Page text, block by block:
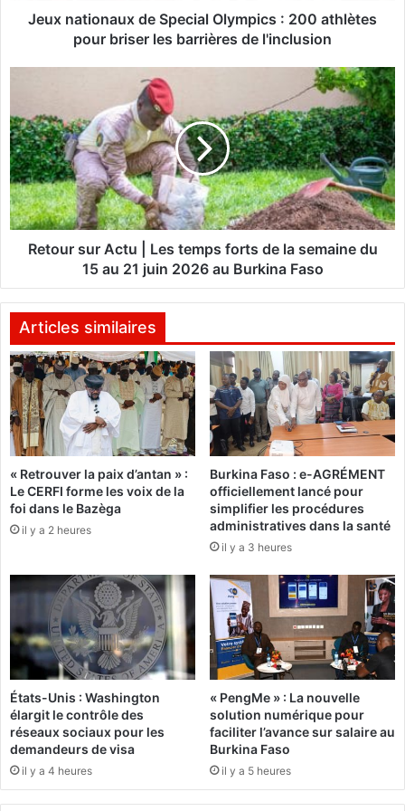
e
S
p
e
c
i
a
y
i
c
s
:
2
0
0
a
t
h
s
p
u
r
b
r
i
s
Jeux nationaux de Special Olympics : 200 athlètes
pour briser les barrières de l'inclusion
t
o
u
r
s
u
r
t
u
L
e
s
t
e
m
p
s
f
o
r
l
a
e
m
a
i
e
Retour sur Actu | Les temps forts de la semaine du
15 au 21 juin 2026 au Burkina Faso
Articles similaires
« Retrouver la paix d’antan » :
Le CERFI forme les voix de la
foi dans le Bazèga
il y a 2 heures
Burkina Faso : e-AGRÉMENT
officiellement lancé pour
simplifier les procédures
administratives dans la santé
il y a 3 heures
États-Unis : Washington
élargit le contrôle des
réseaux sociaux pour les
demandeurs de visa
il y a 4 heures
« PengMe » : La nouvelle
solution numérique pour
faciliter l’avance sur salaire au
Burkina Faso
il y a 5 heures